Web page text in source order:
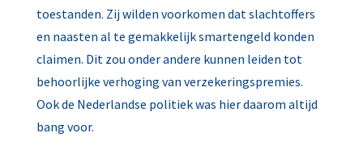
toestanden. Zij wilden voorkomen dat slachtoffers
en naasten al te gemakkelijk smartengeld konden
claimen. Dit zou onder andere kunnen leiden tot
behoorlijke verhoging van verzekeringspremies.
Ook de Nederlandse politiek was hier daarom altijd
bang voor.